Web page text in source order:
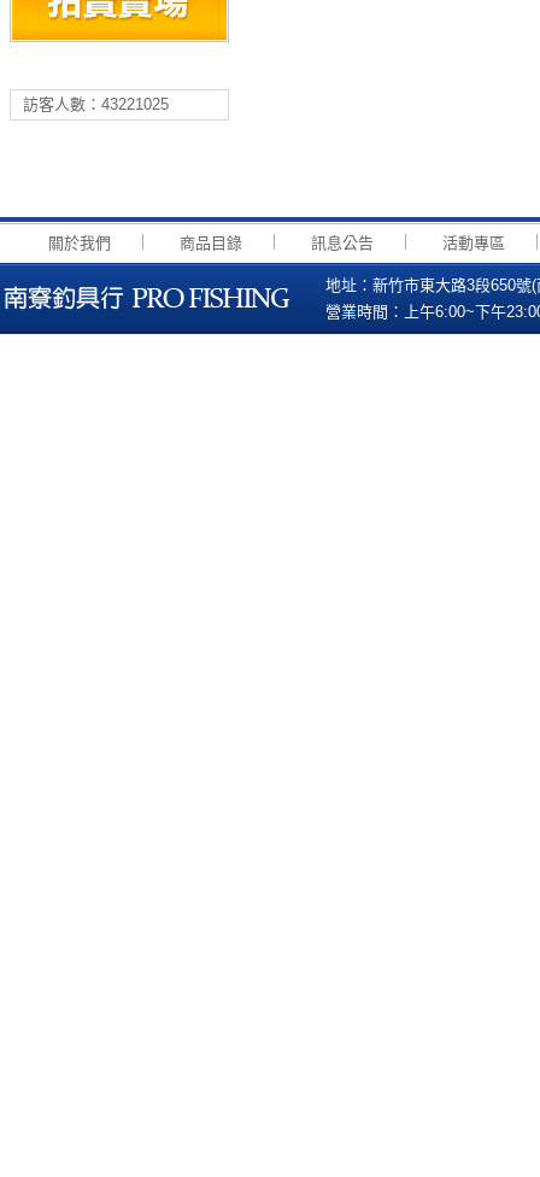
訪客人數：43221025
關於我們 商品目錄 訊息公告 活動專區
地址：新竹市東大路3段650
營業時間：上午6:00~下午